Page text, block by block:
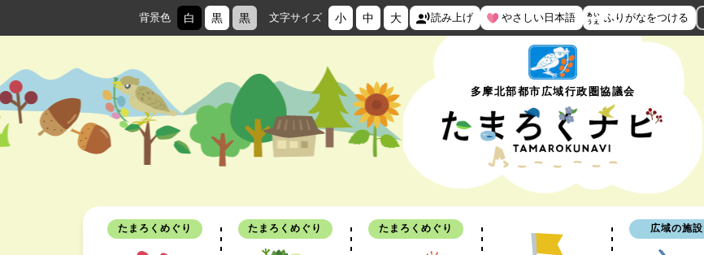
背景色 白 黒 黒 文字サイズ 小 中 大 読み上げ やさしい日本語 ふりがなをつける
多摩北部都市広域行政圏協議会
たまろくめぐり たまろくめぐり たまろくめぐり 広域の施設